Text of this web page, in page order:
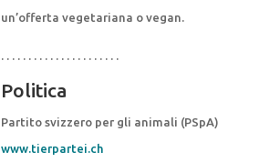
un’offerta vegetariana o vegan.
. . . . . . . . . . . . . . . . . . . . . .
Politica
Partito svizzero per gli animali (PSpA)
www.tierpartei.ch